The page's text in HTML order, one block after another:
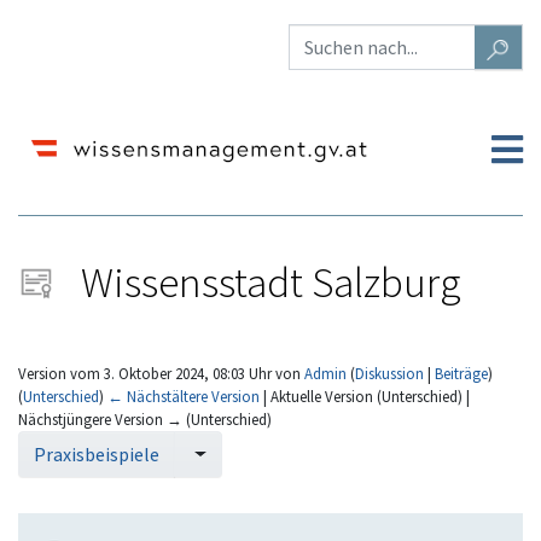
Wissensstadt Salzburg
Version vom 3. Oktober 2024, 08:03 Uhr von Admin (Diskussion | Beiträge)
(Unterschied) ← Nächstältere Version | Aktuelle Version (Unterschied) |
Nächstjüngere Version → (Unterschied)
Wechseln zu: Navigation
Praxisbeispiele